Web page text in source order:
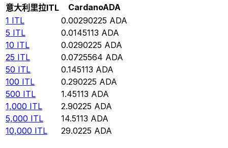
意大利里拉ITL CardanoADA
1 ITL 0.00290225 ADA
5 ITL 0.0145113 ADA
10 ITL 0.0290225 ADA
25 ITL 0.0725564 ADA
50 ITL 0.145113 ADA
100 ITL 0.290225 ADA
500 ITL 1.45113 ADA
1,000 ITL 2.90225 ADA
5,000 ITL 14.5113 ADA
10,000 ITL 29.0225 ADA